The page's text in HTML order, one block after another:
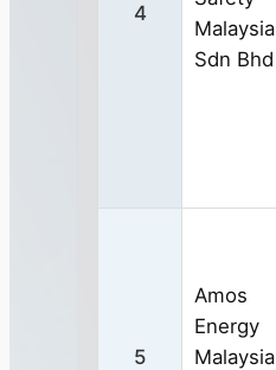
4
Malaysia
Sdn Bhd
5
Amos
Energy
Malaysia